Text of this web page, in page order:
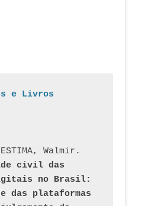
e Livros
civil das
no Brasil:
das plataformas